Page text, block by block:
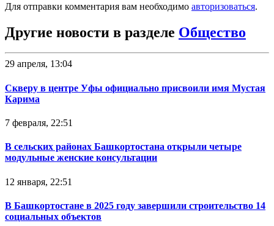
Для отправки комментария вам необходимо авторизоваться.
Другие новости в разделе Общество
29 апреля, 13:04
Скверу в центре Уфы официально присвоили имя Мустая
Карима
7 февраля, 22:51
В сельских районах Башкортостана открыли четыре
модульные женские консультации
12 января, 22:51
В Башкортостане в 2025 году завершили строительство 14
социальных объектов